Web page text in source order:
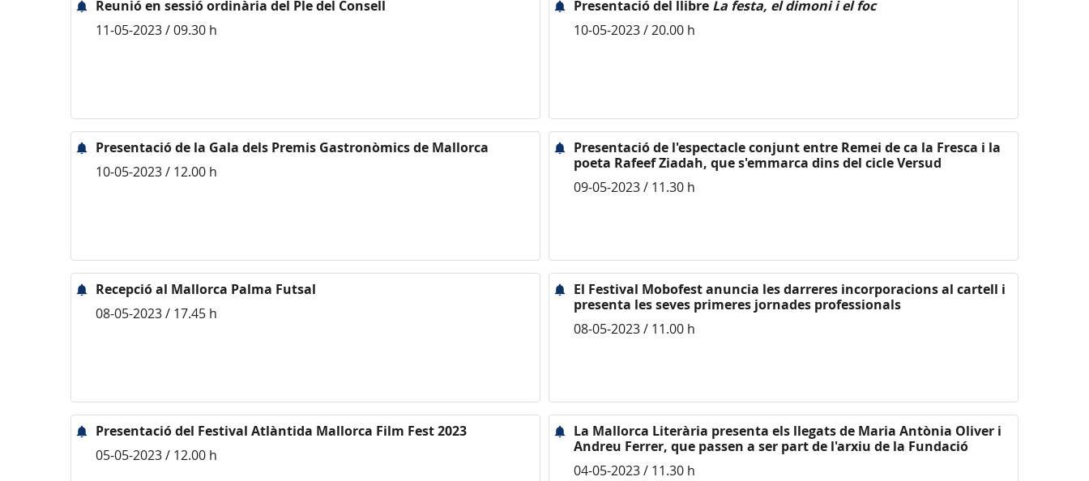
Reunió en sessió ordinària del Ple del Consell
11-05-2023 / 09.30 h
Presentació del llibre La festa, el dimoni i el foc
10-05-2023 / 20.00 h
Presentació de la Gala dels Premis Gastronòmics de Mallorca
10-05-2023 / 12.00 h
Presentació de l'espectacle conjunt entre Remei de ca la Fresca i la
poeta Rafeef Ziadah, que s'emmarca dins del cicle Versud
09-05-2023 / 11.30 h
Recepció al Mallorca Palma Futsal
08-05-2023 / 17.45 h
El Festival Mobofest anuncia les darreres incorporacions al cartell i
presenta les seves primeres jornades professionals
08-05-2023 / 11.00 h
Presentació del Festival Atlàntida Mallorca Film Fest 2023
05-05-2023 / 12.00 h
La Mallorca Literària presenta els llegats de Maria Antònia Oliver i
Andreu Ferrer, que passen a ser part de l'arxiu de la Fundació
04-05-2023 / 11.30 h